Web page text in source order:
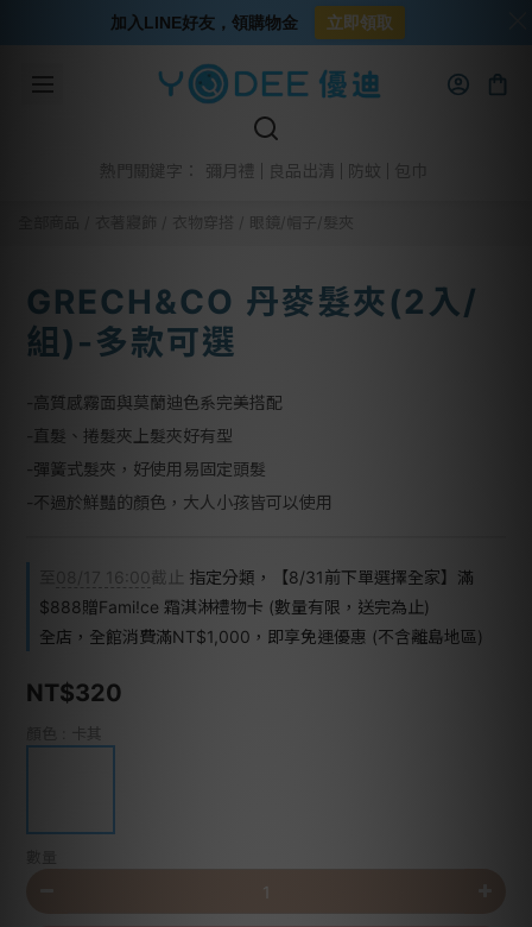
熱門關鍵字： 彌月禮 良品出清 防蚊
衣物穿搭 眼鏡/帽子/髮夾
GRECH&CO 丹麥髮夾(2入/
組)-多款可選
-高質感霧面與莫蘭迪色系完美搭配
-直髮、捲髮夾上髮夾好有型
-彈簧式髮夾，好使用易固定頭髮
-不過於鮮豔的顏色，大人小孩皆可以使用
08/17 16:00截止 指定分類，【8/31前下單選擇全家】滿
$888贈Fami!ce 霜淇淋禮物卡 (數量有限，送完為止)
全店，全館消費滿NT$1,000，即享免運優惠 (不含離島地區)
NT$320
加入LINE好友，領購物金 立即領取